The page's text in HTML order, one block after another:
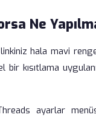
Ne
hala mavi
bir kısıtlama
ayarlar